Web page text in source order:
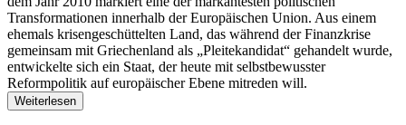
Transformationen innerhalb der Europäischen Union. Aus einem
ehemals krisengeschüttelten Land, das während der Finanzkrise
gemeinsam mit Griechenland als „Pleitekandidat“ gehandelt wurde,
entwickelte sich ein Staat, der heute mit selbstbewusster
Reformpolitik auf europäischer Ebene mitreden will.
Weiterlesen